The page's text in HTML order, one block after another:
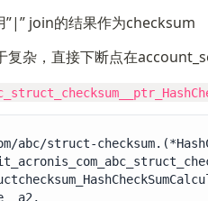
join的结果作为checksum
复杂，直接下断点在
struct-
a2,